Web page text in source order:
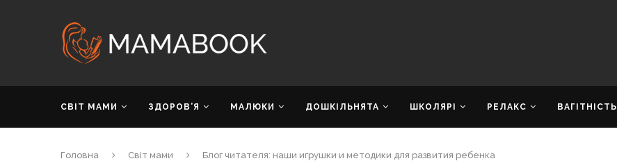
СВІТ МАМИ ЗДОРОВ’Я МАЛЮКИ ДОШКІЛЬНЯТА ШКОЛЯРІ РЕЛАКС ВАГІТНІСТЬ
Головна Світ мами Блог читателя: наши игрушки и методики для развития ребенка